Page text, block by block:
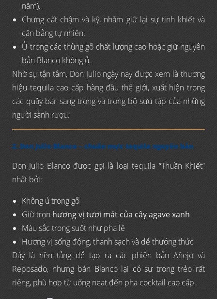
năm).
Chưng cất chậm và kỹ, nhằm giữ lại sự tinh khiết và
cân bằng tự nhiên.
Ủ trong các thùng gỗ chất lượng cao hoặc giữ nguyên
bản Blanco không ủ.
Nhờ sự tận tâm, Don Julio ngày nay được xem là thương
hiệu tequila cao cấp hàng đầu thế giới, xuất hiện trong
các quầy bar sang trọng và trong bộ sưu tập của những
người sành rượu.
2. Don Julio Blanco – chuẩn mực tequila nguyên bản
Don Julio Blanco được gọi là loại tequila “Thuần Khiết”
nhất bởi:
Không ủ trong gỗ
Giữ trọn hương vị tươi mát của cây agave xanh
Màu sắc trong suốt như pha lê
Hương vị sống động, thanh sạch và dễ thưởng thức
Đây là nền tảng để tạo ra các phiên bản Añejo và
Reposado, nhưng bản Blanco lại có sự trong trẻo rất
riêng, phù hợp từ uống neat đến pha cocktail cao cấp.